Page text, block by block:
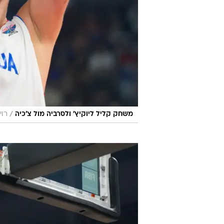
משחק קליל ליוקיץ' ולסרביה מול צ'כיה /